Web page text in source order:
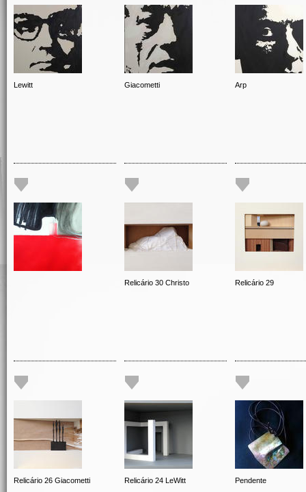
Lewitt Giacometti Arp
Relicário 30 Christo Relicário 29
Relicário 26 Giacometti Relicário 24 LeWitt Pendente